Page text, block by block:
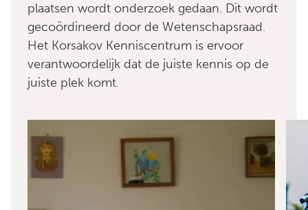
plaatsen wordt onderzoek gedaan. Dit wordt
gecoördineerd door de Wetenschapsraad.
Het Korsakov Kenniscentrum is ervoor
verantwoordelijk dat de juiste kennis op de
juiste plek komt.